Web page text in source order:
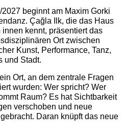
beginnt am Maxim Gorki
Çağla Ilk, die das Haus
kennt, präsentiert das
Ort zwischen
Kunst, Performance, Tanz,
und Stadt.
Ort, an dem zentrale Fragen
wurden: Wer spricht? Wer
Raum? Es hat Sichtbarkeit
verschoben und neue
Daran knüpft das neue